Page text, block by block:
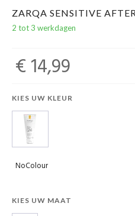
ZARQA SENSITIVE
2 tot 3 werkdagen
€ 14,99
KIES UW KLEUR
NoColour
KIES UW MAAT